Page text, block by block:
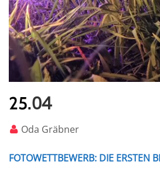
25.04
Oda Gräbner
FOTOWETTBEWERB: DIE ERSTEN